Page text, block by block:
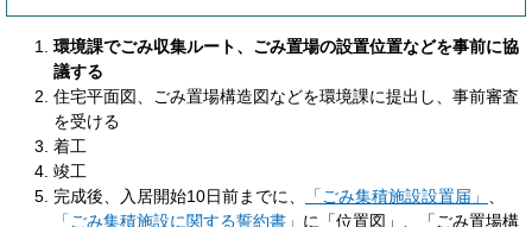
環境課でごみ収集ルート、ごみ置場の設置位置などを事前に協
議する
住宅平面図、ごみ置場構造図などを環境課に提出し、事前審査
を受ける
着工
竣工
完成後、入居開始10日前までに、
「ごみ集積施設設置届」
「ごみ集積施設に関する誓約書」 に「位置図」、「ごみ置場構